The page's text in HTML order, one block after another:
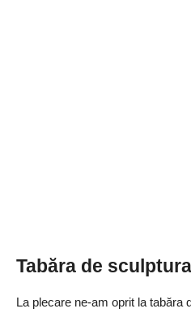
Tabăra de
La plecare ne-am oprit la tabăra